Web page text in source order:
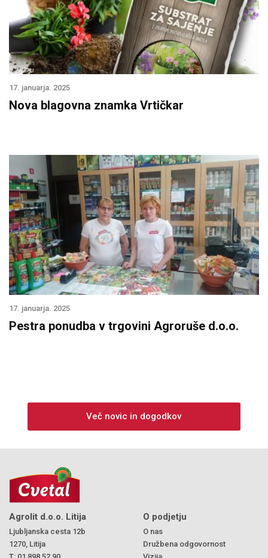
17. januarja. 2025
Nova blagovna znamka Vrtičkar
17. januarja. 2025
Pestra ponudba v trgovini Agroruše d.o.o.
Več novic in dogodkov
Agrolit d.o.o. Litija
Ljubljanska cesta 12b
1270, Litija
O podjetju
O nas
Družbena odgovornost